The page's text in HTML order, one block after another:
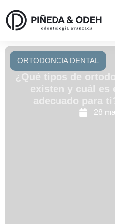
ORTODONCIA DENTAL
¿Qué tipos de
existen y cuál es
adecuado para
28